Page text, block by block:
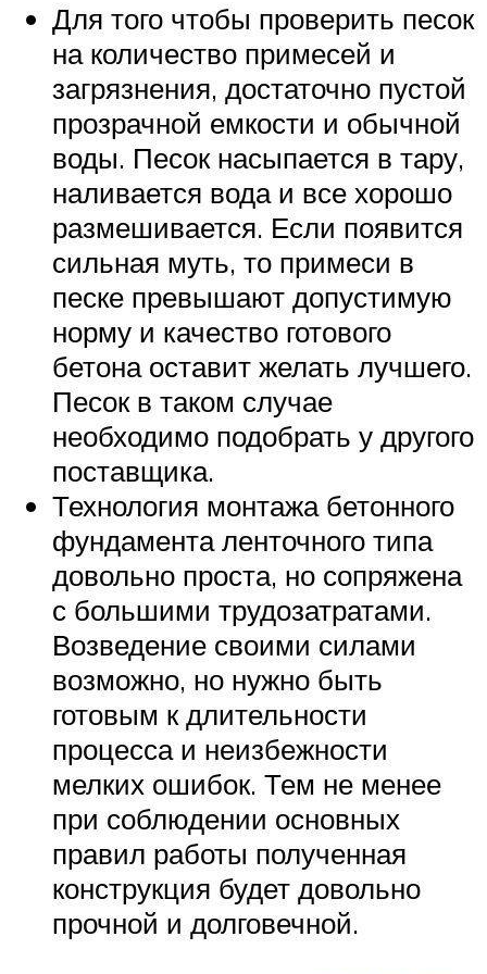
Для того чтобы проверить песок
на количество примесей и
загрязнения, достаточно пустой
прозрачной емкости и обычной
воды. Песок насыпается в тару,
наливается вода и все хорошо
размешивается. Если появится
сильная муть, то примеси в
песке превышают допустимую
норму и качество готового
бетона оставит желать лучшего.
Песок в таком случае
необходимо подобрать у другого
поставщика.
Технология монтажа бетонного
фундамента ленточного типа
довольно проста, но сопряжена
с большими трудозатратами.
Возведение своими силами
возможно, но нужно быть
готовым к длительности
процесса и неизбежности
мелких ошибок. Тем не менее
при соблюдении основных
правил работы полученная
конструкция будет довольно
прочной и долговечной.